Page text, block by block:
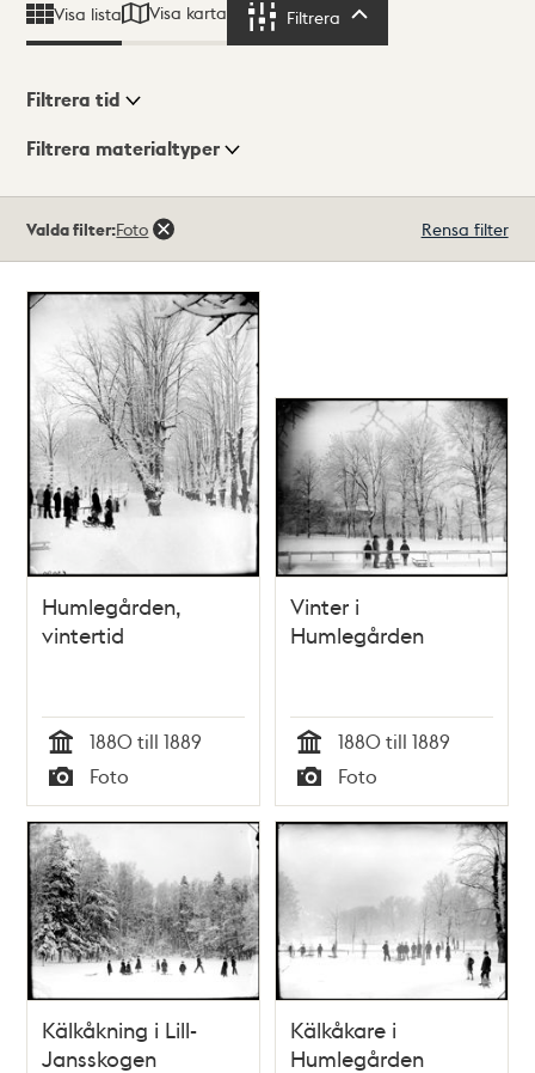
Visa lista Visa karta Filtrera
Visningsläge
Filtrera tid
Filtrera materialtyper
träffar
Valda filter:Foto Rensa filter
Humlegården,
vintertid
Tid
1880 till 1889
Typ
Foto
Vinter i
Humlegården
Tid
1880 till 1889
Typ
Foto
Kälkåkning i Lill-
Jansskogen
Kälkåkare i
Humlegården